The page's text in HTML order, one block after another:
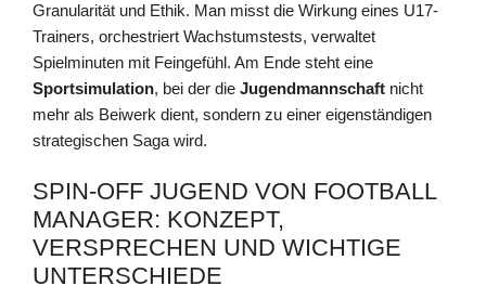
Granularität und Ethik. Man misst die Wirkung eines U17-
Trainers, orchestriert Wachstumstests, verwaltet
Spielminuten mit Feingefühl. Am Ende steht eine
Sportsimulation, bei der die Jugendmannschaft nicht
mehr als Beiwerk dient, sondern zu einer eigenständigen
strategischen Saga wird.
SPIN-OFF JUGEND VON FOOTBALL
MANAGER: KONZEPT,
VERSPRECHEN UND WICHTIGE
UNTERSCHIEDE